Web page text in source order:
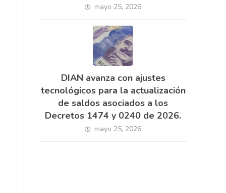
mayo 25, 2026
DIAN avanza con ajustes
tecnológicos para la actualización
de saldos asociados a los
Decretos 1474 y 0240 de 2026.
mayo 25, 2026